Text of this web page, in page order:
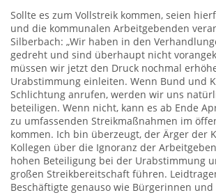
Sollte es zum Vollstreik kommen, seien
und die kommunalen Arbeitgebenden
Silberbach: „Wir haben in den
gedreht und sind überhaupt nicht
müssen wir jetzt den Druck nochmal
Urabstimmung einleiten. Wenn Bund und
Schlichtung anrufen, werden wir uns
beteiligen. Wenn nicht, kann es ab Ende
zu umfassenden Streikmaßnahmen im
kommen. Ich bin überzeugt, der Ärger der
Kollegen über die Ignoranz der
hohen Beteiligung bei der Urabstimmung
großen Streikbereitschaft führen.
Beschäftigte genauso wie Bürgerinnen und